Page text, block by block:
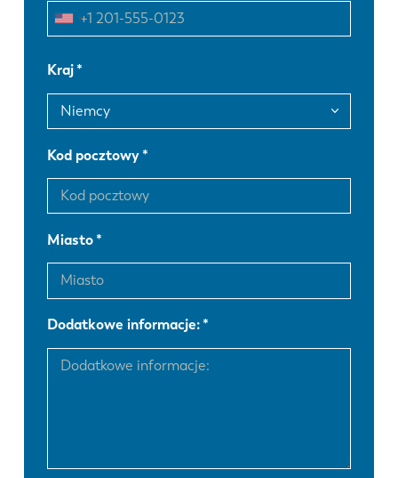
Kraj
Kod pocztowy
Miasto
Dodatkowe informacje:
EN
FR
ES
KO